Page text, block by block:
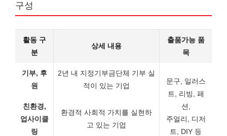
구성
활동 구
분
상세 내용
출품가능 품
목
기부, 후
원
2년 내 지정기부금단체 기부 실
적이 있는 기업
문구, 일러스
트, 리빙, 패
션,
주얼리, 디저
트, DIY 등
친환경,
업사이클
링
환경적 사회적 가치를 실현하
고 있는 기업